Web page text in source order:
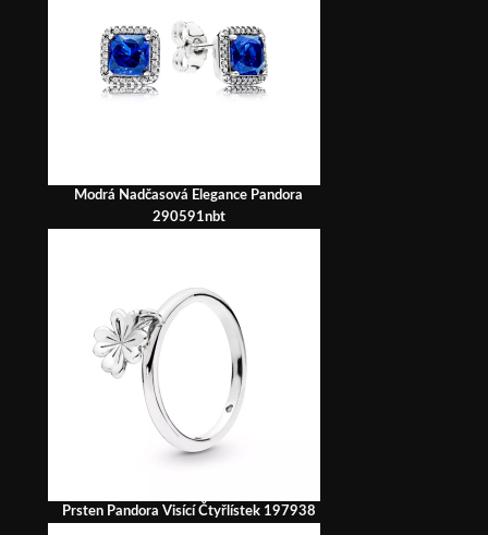
Modrá Nadčasová Elegance Pandora
290591nbt
Prsten Pandora Visící Čtyřlístek 197938